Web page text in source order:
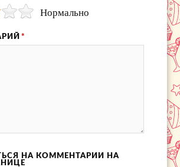
Нормально
*
НА КОММЕНТАРИИ НА